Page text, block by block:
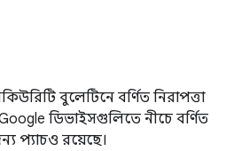
বুলেটিনে বর্ণিত নিরাপত্তা
ডিভাইসগুলিতে নীচে বর্ণিত
প্যাচও রয়েছে।